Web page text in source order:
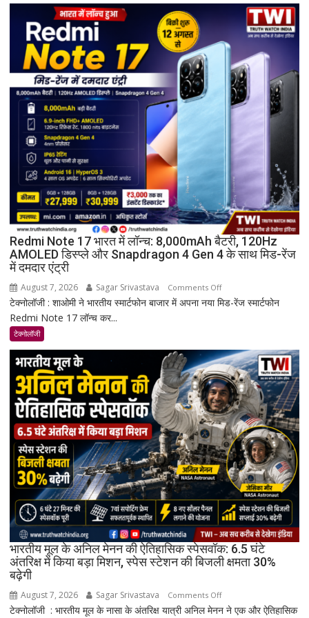
शपथ
Redmi Note 17 भारत में लॉन्च: 8,000mAh बैटरी, 120Hz
AMOLED डिस्प्ले और Snapdragon 4 Gen 4 के साथ मिड-रेंज
में दमदार एंट्री
August 7, 2026 Sagar Srivastava Comments Offon
Redmi
भारत
में
लॉन्च:
8,000mAh
बैटरी,
120Hz
AMOLED
डिस्प्ले
और
Snapdragon
4
Gen
4
के
साथ
रेंज
में
टेक्नोलॉजी : शाओमी ने भारतीय स्मार्टफोन बाजार में अपना नया मिड-रेंज स्मार्टफोन
Redmi Note 17 लॉन्च कर...
टेक्नोलॉजी
भारतीय मूल के अनिल मेनन की ऐतिहासिक स्पेसवॉक: 6.5 घंटे
अंतरिक्ष में किया बड़ा मिशन, स्पेस स्टेशन की बिजली क्षमता 30%
बढ़ेगी
August 7, 2026 Sagar Srivastava Comments Offon
भारतीय
टेक्नोलॉजी : भारतीय मूल के नासा के अंतरिक्ष यात्री अनिल मेनन ने एक और ऐतिहासिक